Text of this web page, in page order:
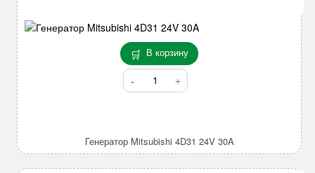
В корзину
Количество
товара
24V
Генератор Mitsubishi 4D31 24V 30A